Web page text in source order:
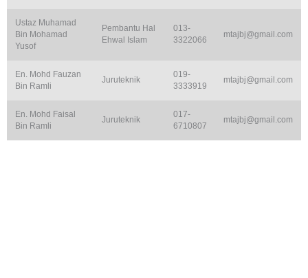
Ustaz Muhamad
Bin Mohamad
Yusof
Pembantu Hal
Ehwal Islam
013-
3322066
mtajbj@gmail.com
En. Mohd Fauzan
Bin Ramli
Juruteknik
019-
3333919
mtajbj@gmail.com
En. Mohd Faisal
Bin Ramli
Juruteknik
017-
6710807
mtajbj@gmail.com